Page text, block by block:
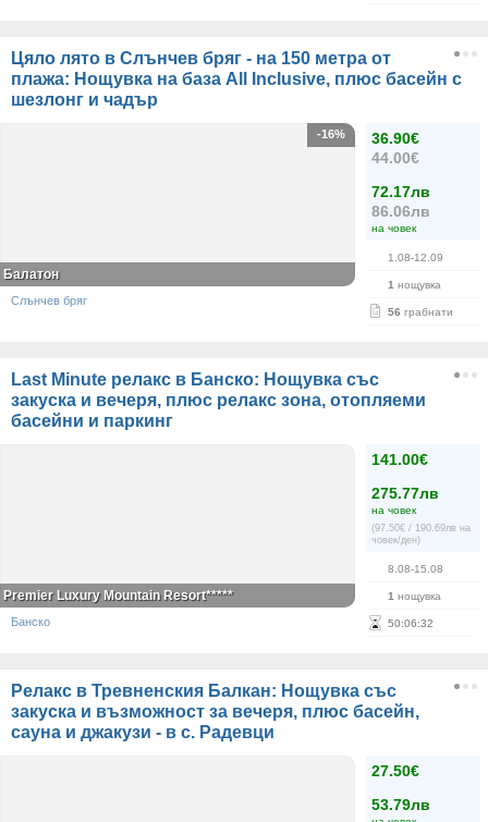
Цяло лято в Слънчев бряг - на 150 метра от
плажа: Нощувка на база All Inclusive, плюс басейн с
шезлонг и чадър
36.90€
44.00€
72.17лв
86.06лв
на човек
1.08-12.09
1 нощувка
56 грабнати
-16%
Балатон
Слънчев бряг
Last Minute релакс в Банско: Нощувка със
закуска и вечеря, плюс релакс зона, отопляеми
басейни и паркинг
141.00€
275.77лв
на човек
(97.50€ / 190.69лв на
човек/ден)
8.08-15.08
1 нощувка
50:06:32
Premier Luxury Mountain Resort*****
Банско
Релакс в Тревненския Балкан: Нощувка със
закуска и възможност за вечеря, плюс басейн,
сауна и джакузи - в с. Радевци
27.50€
53.79лв